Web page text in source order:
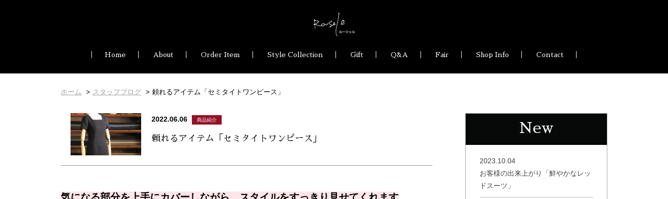
Home About Order Item Style Collection Gift Q&A Fair Shop Info Contact
ホーム スタッフブログ 頼れるアイテム「セミタイトワンピース」
2022.06.06 商品紹介
頼れるアイテム「セミタイトワンピース」
New
2023.10.04
お客様の出来上がり「鮮やかなレッ
ドスーツ」